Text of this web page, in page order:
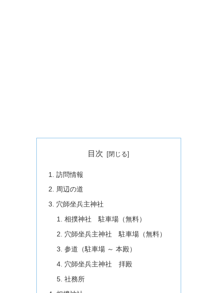
目次
訪問情報
周辺の道
穴師坐兵主神社
相撲神社 駐車場（無料）
穴師坐兵主神社 駐車場（無料）
参道（駐車場 ～ 本殿）
穴師坐兵主神社 拝殿
社務所